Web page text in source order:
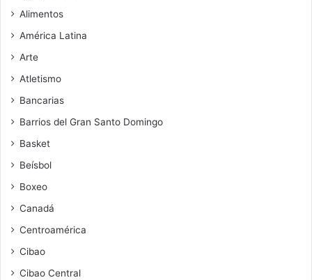
Alimentos
América Latina
Arte
Atletismo
Bancarias
Barrios del Gran Santo Domingo
Basket
Beísbol
Boxeo
Canadá
Centroamérica
Cibao
Cibao Central